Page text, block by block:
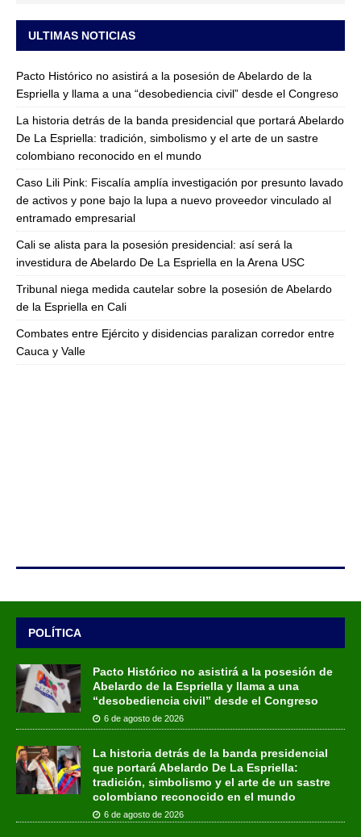
ULTIMAS NOTICIAS
Pacto Histórico no asistirá a la posesión de Abelardo de la
Espriella y llama a una “desobediencia civil” desde el Congreso
La historia detrás de la banda presidencial que portará Abelardo
De La Espriella: tradición, simbolismo y el arte de un sastre
colombiano reconocido en el mundo
Caso Lili Pink: Fiscalía amplía investigación por presunto lavado
de activos y pone bajo la lupa a nuevo proveedor vinculado al
entramado empresarial
Cali se alista para la posesión presidencial: así será la
investidura de Abelardo De La Espriella en la Arena USC
Tribunal niega medida cautelar sobre la posesión de Abelardo
de la Espriella en Cali
Combates entre Ejército y disidencias paralizan corredor entre
Cauca y Valle
POLÍTICA
Pacto Histórico no asistirá a la posesión de
Abelardo de la Espriella y llama a una
“desobediencia civil” desde el Congreso
6 de agosto de 2026
La historia detrás de la banda presidencial
que portará Abelardo De La Espriella:
tradición, simbolismo y el arte de un sastre
colombiano reconocido en el mundo
6 de agosto de 2026